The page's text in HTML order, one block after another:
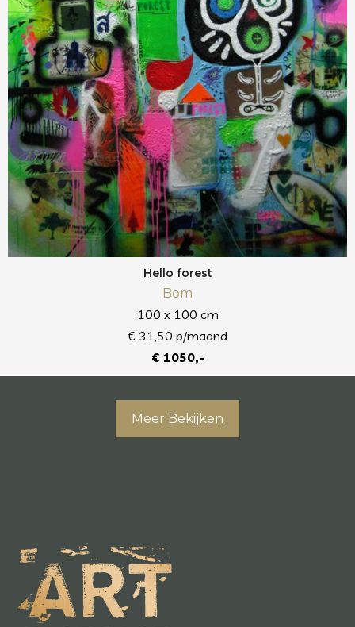
Hello forest
Bom
100 x 100 cm
€ 31,50 p/maand
€ 1050,-
Meer Bekijken